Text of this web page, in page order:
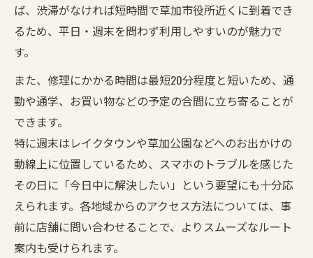
ば、渋滞がなければ短時間で草加市役所近くに到着でき
るため、平日・週末を問わず利用しやすいのが魅力で
す。
また、修理にかかる時間は最短20分程度と短いため、通
勤や通学、お買い物などの予定の合間に立ち寄ることが
できます。
特に週末はレイクタウンや草加公園などへのお出かけの
動線上に位置しているため、スマホのトラブルを感じた
その日に「今日中に解決したい」という要望にも十分応
えられます。各地域からのアクセス方法については、事
前に店舗に問い合わせることで、よりスムーズなルート
案内も受けられます。